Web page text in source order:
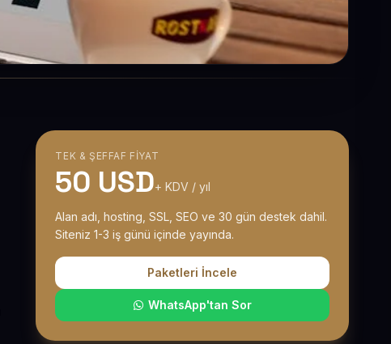
TEK & ŞEFFAF FIYAT
50 USD+ KDV / yıl
Alan adı, hosting, SSL, SEO ve 30 gün destek dahil.
Siteniz 1-3 iş günü içinde yayında.
Paketleri İncele
WhatsApp'tan Sor